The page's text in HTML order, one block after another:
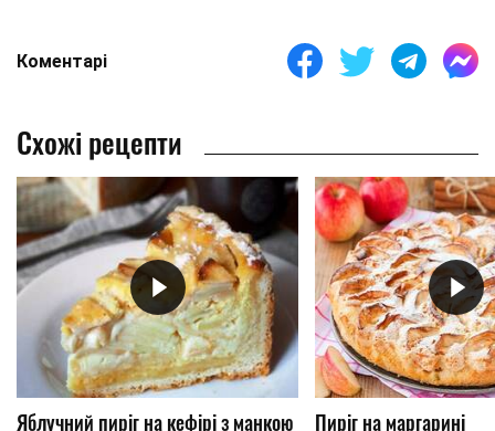
Коментарі
Схожі рецепти
Яблучний пиріг на кефірі з манкою Пиріг на маргарині